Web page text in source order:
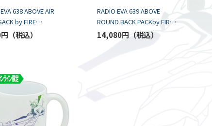
638 ABOVE AIR
by FIRE
MODEL
RADIO EVA 639 ABOVE
ROUND BACK PACKby FIRE
FIRST/EVA-02y MODEL
14,080円